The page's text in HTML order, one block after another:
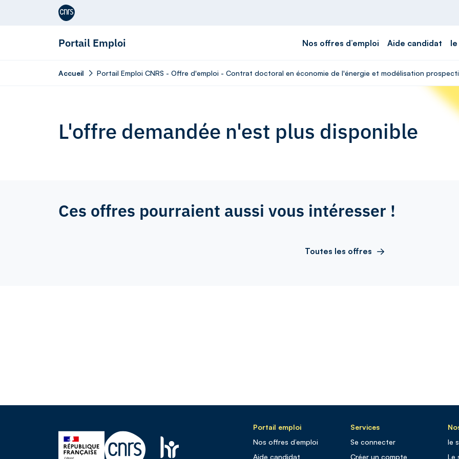
Aller au contenu
Portail Emploi Nos offres d’emploi Aide candidat
Accueil Portail Emploi CNRS - Offre d'emploi - Contrat doctoral en économie de l'énergie et modélisation
L'offre demandée n'est plus disponible
Ces offres pourraient aussi vous intéresser !
Toutes les offres
Portail emploi
Nos offres d’emploi
Aide candidat
Services
Se connecter
Créer un compte
le
Le